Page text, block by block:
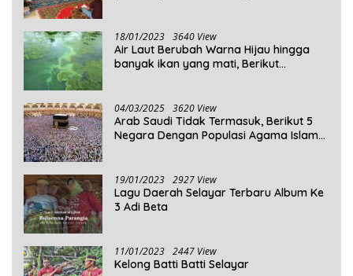
18/01/2023 3640 View
Air Laut Berubah Warna Hijau hingga
banyak ikan yang mati, Berikut
04/03/2025 3620 View
Arab Saudi Tidak Termasuk, Berikut 5
Negara Dengan Populasi Agama Islam
19/01/2023 2927 View
Lagu Daerah Selayar Terbaru Album Ke
3 Adi Beta
11/01/2023 2447 View
Kelong Batti Batti Selayar